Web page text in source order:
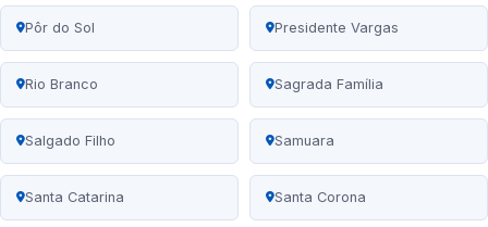
Pôr do Sol Presidente Vargas
Rio Branco Sagrada Família
Salgado Filho Samuara
Santa Catarina Santa Corona